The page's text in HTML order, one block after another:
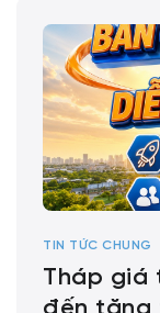
TIN TỨC CHUNG
Tháp giá